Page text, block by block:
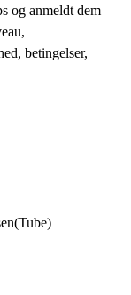
og anmeldt dem
betingelser,